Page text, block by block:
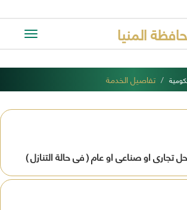
Toggle
المنيا
تفاصيل الخدمة
او صناعى او عام ( فى حالة التنازل )